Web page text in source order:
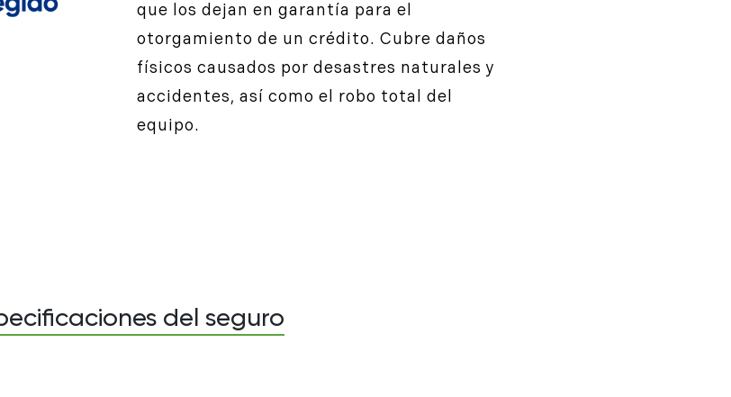
que los dejan en garantía para el
otorgamiento de un crédito. Cubre daños
físicos causados por desastres naturales y
accidentes, así como el robo total del
equipo.
del seguro